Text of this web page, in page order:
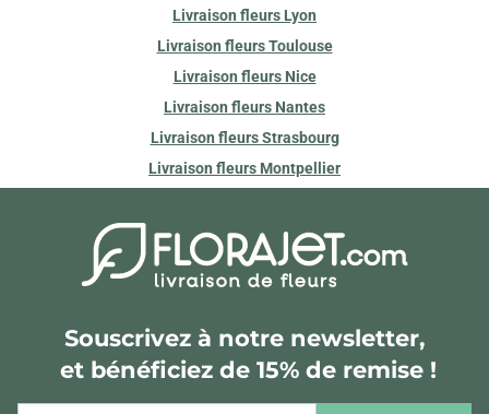
Livraison fleurs Lyon
Livraison fleurs Toulouse
Livraison fleurs Nice
Livraison fleurs Nantes
Livraison fleurs Strasbourg
Livraison fleurs Montpellier
Souscrivez à notre newsletter,
et bénéficiez de 15% de remise !